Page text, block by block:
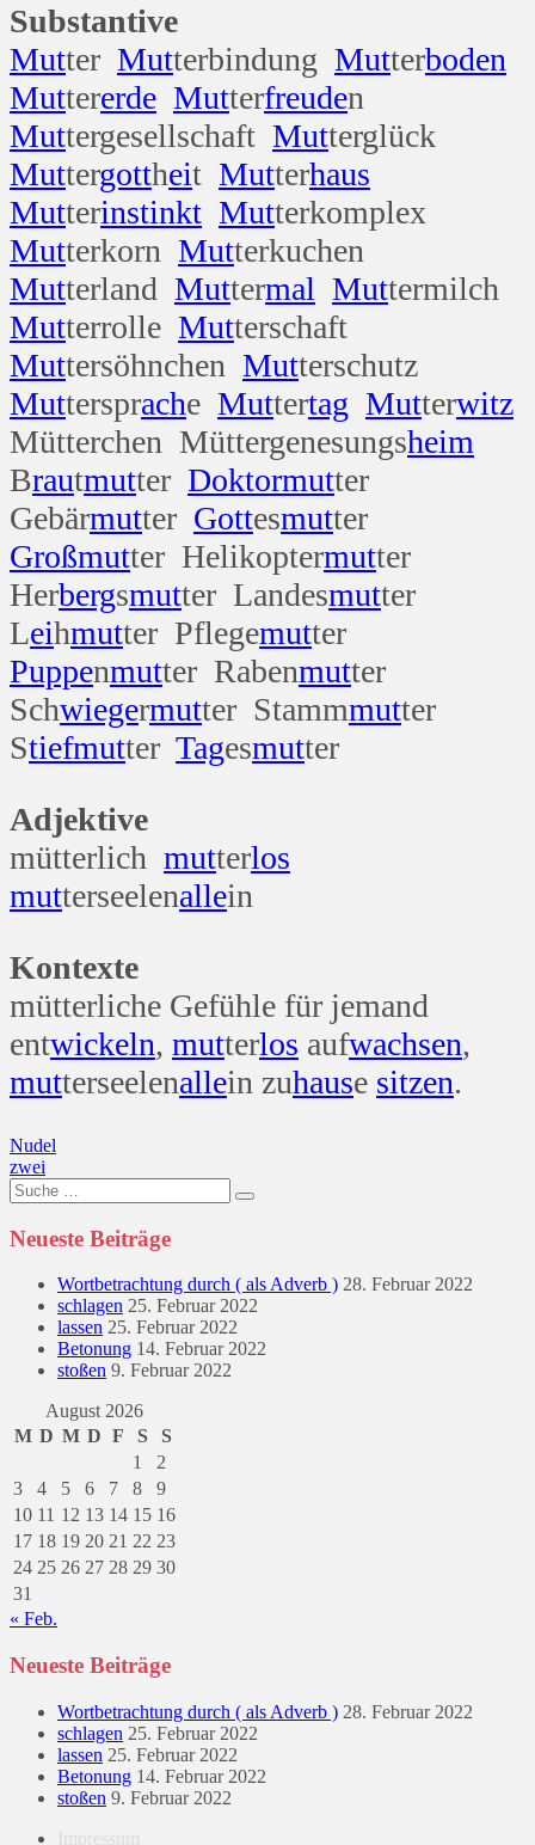
Substantive
Mutter Mutterbindung Mutterboden
Muttererde Mutterfreuden
Muttergesellschaft Mutterglück
Muttergottheit Mutterhaus
Mutterinstinkt Mutterkomplex
Mutterkorn Mutterkuchen
Mutterland Muttermal Muttermilch
Mutterrolle Mutterschaft
Muttersöhnchen Mutterschutz
Muttersprache Muttertag Mutterwitz
Mütterchen Müttergenesungsheim
Brautmutter Doktormutter
Gebärmutter Gottesmutter
Großmutter Helikoptermutter
Herbergsmutter Landesmutter
Leihmutter Pflegemutter
Puppenmutter Rabenmutter
Schwiegermutter Stammmutter
Stiefmutter Tagesmutter
Adjektive
mütterlich mutterlos
mutterseelenallein
Kontexte
mütterliche Gefühle für jemand
entwickeln, mutterlos aufwachsen,
mutterseelenallein zuhause sitzen.
Beitragsnavigation
Nudel
zwei
Suche
nach:
Neueste Beiträge
Wortbetrachtung durch ( als Adverb ) 28. Februar 2022
schlagen 25. Februar 2022
lassen 25. Februar 2022
Betonung 14. Februar 2022
stoßen 9. Februar 2022
August 2026
M D M D F S
S
1
2
3
4 5 6 7 8
9
10 11 12 13 14 15 16
17 18 19 20 21 22 23
24 25 26 27 28 29 30
31
« Feb.
Neueste Beiträge
Wortbetrachtung durch ( als Adverb ) 28. Februar 2022
schlagen 25. Februar 2022
lassen 25. Februar 2022
Betonung 14. Februar 2022
stoßen 9. Februar 2022
Impressum